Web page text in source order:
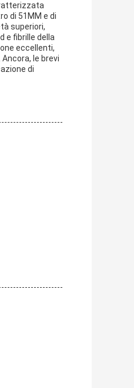
di 51MM e di
superiori,
e fibrille della
eccellenti,
le brevi
di